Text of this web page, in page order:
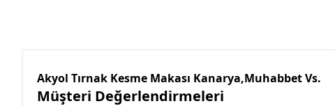
Akyol Tırnak Kesme Makası Kanarya,Muhabbet Vs.
Müşteri Değerlendirmeleri